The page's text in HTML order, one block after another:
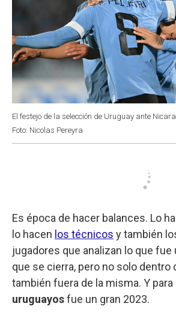
El festejo de la selección de Uruguay ante
Foto: Nicolas Pereyra
Es época de hacer balances. Lo
lo hacen los técnicos y también
jugadores que analizan lo que fue
que se cierra, pero no solo dentro
también fuera de la misma. Y para
uruguayosfue un gran 2023.